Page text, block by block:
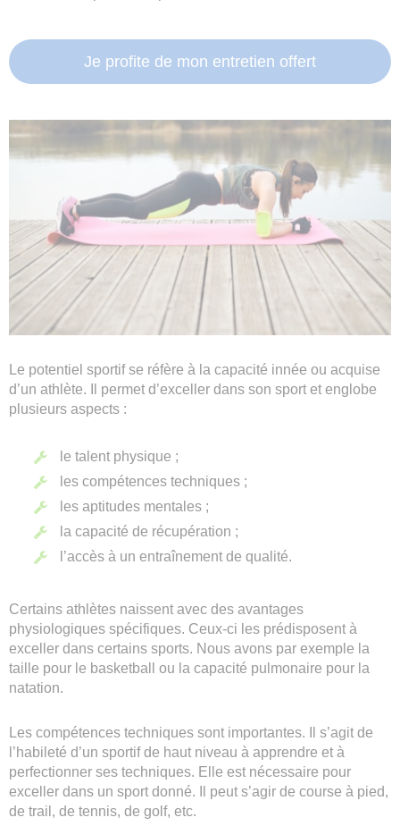
Je profite de mon entretien offert
Le potentiel sportif se réfère à la capacité innée ou acquise
d’un athlète. Il permet d’exceller dans son sport et englobe
plusieurs aspects :
le talent physique ;
les compétences techniques ;
les aptitudes mentales ;
la capacité de récupération ;
l’accès à un entraînement de qualité.
Certains athlètes naissent avec des avantages
physiologiques spécifiques. Ceux-ci les prédisposent à
exceller dans certains sports. Nous avons par exemple la
taille pour le basketball ou la capacité pulmonaire pour la
natation.
Les compétences techniques sont importantes. Il s’agit de
l’habileté d’un sportif de haut niveau à apprendre et à
perfectionner ses techniques. Elle est nécessaire pour
exceller dans un sport donné. Il peut s’agir de course à pied,
de trail, de tennis, de golf, etc.